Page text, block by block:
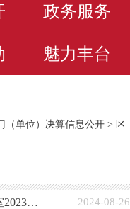
政务服务
魅力丰台
（单位）决算信息公开 > 区
北京市丰台区人民政府外事办公室2023年度部门决算 2024-08-26